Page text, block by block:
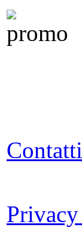
Contatti
Privacy